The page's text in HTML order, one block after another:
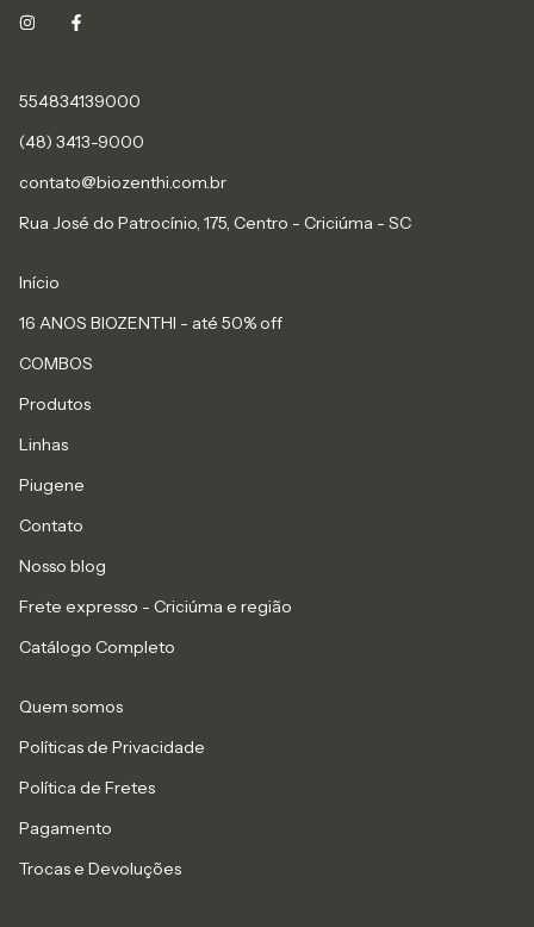
554834139000
(48) 3413-9000
contato@biozenthi.com.br
Rua José do Patrocínio, 175, Centro - Criciúma - SC
Início
16 ANOS BIOZENTHI - até 50% off
COMBOS
Produtos
Linhas
Piugene
Contato
Nosso blog
Frete expresso - Criciúma e região
Catálogo Completo
Quem somos
Políticas de Privacidade
Política de Fretes
Pagamento
Trocas e Devoluções